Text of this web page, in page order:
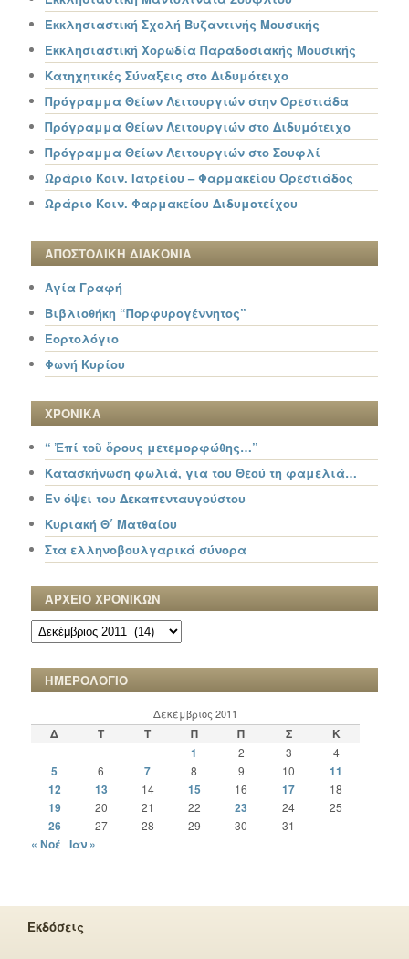
Εκκλησιαστική Σχολή Βυζαντινής Μουσικής
Εκκλησιαστική Χορωδία Παραδοσιακής Μουσικής
Κατηχητικές Σύναξεις στο Διδυμότειχο
Πρόγραμμα Θείων Λειτουργιών στην Ορεστιάδα
Πρόγραμμα Θείων Λειτουργιών στο Διδυμότειχο
Πρόγραμμα Θείων Λειτουργιών στο Σουφλί
Ωράριο Κοιν. Ιατρείου – Φαρμακείου Ορεστιάδος
Ωράριο Κοιν. Φαρμακείου Διδυμοτείχου
ΑΠΟΣΤΟΛΙΚΗ ΔΙΑΚΟΝΙΑ
Αγία Γραφή
Βιβλιοθήκη “Πορφυρογέννητος”
Εορτολόγιο
Φωνή Κυρίου
ΧΡΟΝΙΚΑ
“ Ἐπί τοῦ ὄρους μετεμορφώθης…”
Κατασκήνωση φωλιά, για του Θεού τη φαμελιά…
Εν όψει του Δεκαπενταυγούστου
Κυριακή Θ΄ Ματθαίου
Στα ελληνοβουλγαρικά σύνορα
ΑΡΧΕΙΟ ΧΡΟΝΙΚΩΝ
ΑΡΧΕΙΟ
ΧΡΟΝΙΚΩΝ
ΗΜΕΡΟΛΟΓΙΟ
Δεκέμβριος 2011
Δ Τ Τ Π Π Σ
Κ
1
2 3 4
5 6 7 8 9 10
11
12
13 14 15 16 17 18
19 20 21 22 23 24 25
26 27 28 29 30 31
« Νοέ Ιαν »
Εκδόσεις